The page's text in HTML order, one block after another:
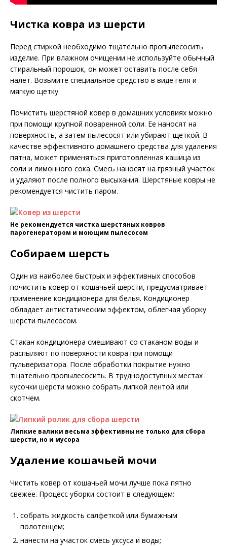
Чистка ковра из шерсти
Перед стиркой необходимо тщательно пропылесосить
изделие. При влажном очищении не используйте обычный
стиральный порошок, он может оставить после себя
налет. Возьмите специальное средство в виде геля и
мягкую щетку.
Почистить шерстяной ковер в домашних условиях можно
при помощи крупной поваренной соли. Ее наносят на
поверхность, а затем пылесосят или убирают щеткой. В
качестве эффективного домашнего средства для удаления
пятна, может применяться приготовленная кашица из
соли и лимонного сока. Смесь наносят на грязный участок
и удаляют после полного высыхания. Шерстяные ковры не
рекомендуется чистить паром.
Не рекомендуется чистка шерстяных ковров
парогенератором и моющим пылесосом
Собираем шерсть
Один из наиболее быстрых и эффективных способов
почистить ковер от кошачьей шерсти, предусматривает
применение кондиционера для белья. Кондиционер
обладает антистатическим эффектом, облегчая уборку
шерсти пылесосом.
Стакан кондиционера смешивают со стаканом воды и
распыляют по поверхности ковра при помощи
пульверизатора. После обработки покрытие нужно
тщательно пропылесосить. В труднодоступных местах
кусочки шерсти можно собрать липкой лентой или
скотчем.
Липкие валики весьма эффективны не только для сбора
шерсти, но и мусора
Удаление кошачьей мочи
Чистить ковер от кошачьей мочи лучше пока пятно
свежее. Процесс уборки состоит в следующем:
собрать жидкость салфеткой или бумажным
полотенцем;
нанести на участок смесь уксуса и воды;